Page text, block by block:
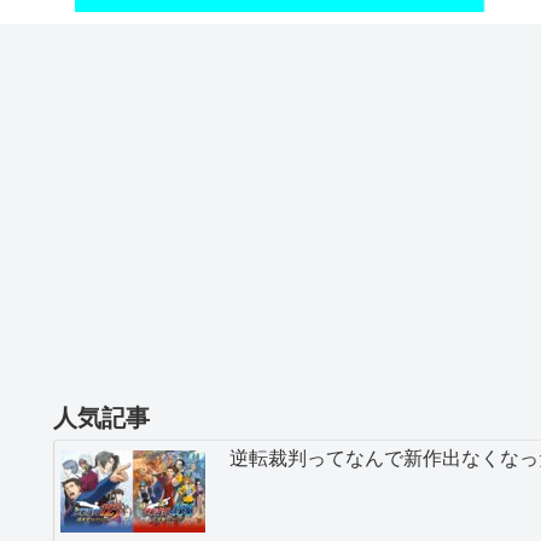
人気記事
逆転裁判ってなんで新作出なくな